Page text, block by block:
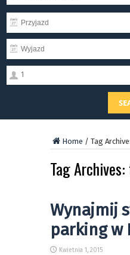
1
Home / Tag
Tag Archives:
Wynajmij
parking w
Kwietnia 1, 2015